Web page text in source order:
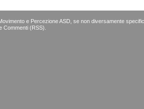
e Percezione ASD, se non diversamente
Commenti (RSS)